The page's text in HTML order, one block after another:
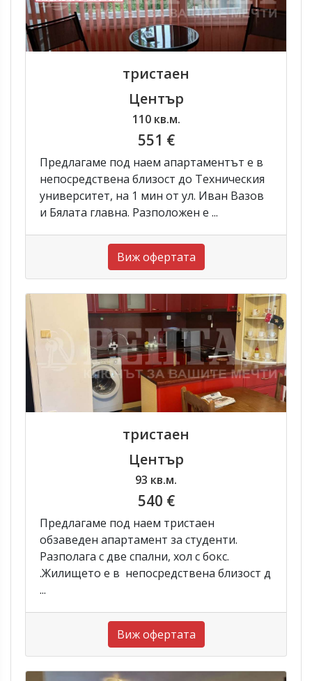
тристаен
Център
110 кв.м.
551 €
Предлагаме под наем апартаментът е в
непосредствена близост до Техническия
университет, на 1 мин от ул. Иван Вазов
и Бялата главна. Разположен е ...
Виж офертата
тристаен
Център
93 кв.м.
540 €
Предлагаме под наем тристаен
обзаведен апартамент за студенти.
Разполага с две спални, хол с бокс.
.Жилището е в непосредствена близост д
...
Виж офертата